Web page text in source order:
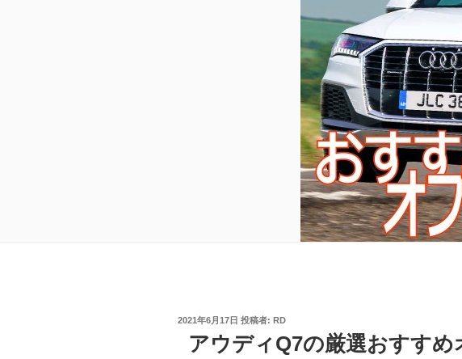
投
2021年6月17日 投稿者: RD
アウディQ7の厳選おすすめ